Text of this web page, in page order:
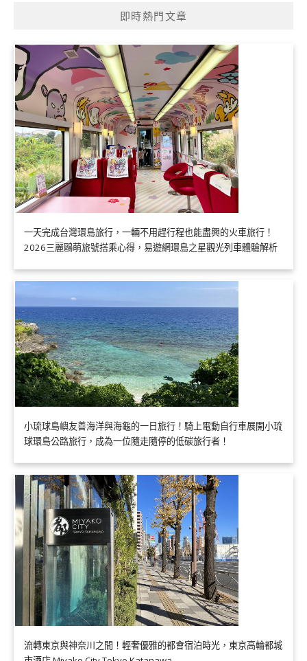
即時熱門文章
一天完成台灣環島旅行，一輛不用趕行程也能盡興的火車旅行！
2026三麗鷗萌旅號搭乘心得，易遊網環島之星觀光列車體驗解析
小琉球島嶼友善海洋與海龜的一日旅行！騎上電動自行車展開小琉
球環島公路旅行，成為一位隨走隨停的低碳旅行者！
流轉東京與神奈川之間！輕奢優雅的都會宿泊時光，東京高輪都城